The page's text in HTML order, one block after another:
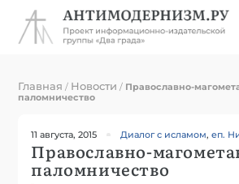
Главная / Новости / Православно-
паломничество
11 августа, 2015 Диалог с исламом,еп.
Православно-
паломничество